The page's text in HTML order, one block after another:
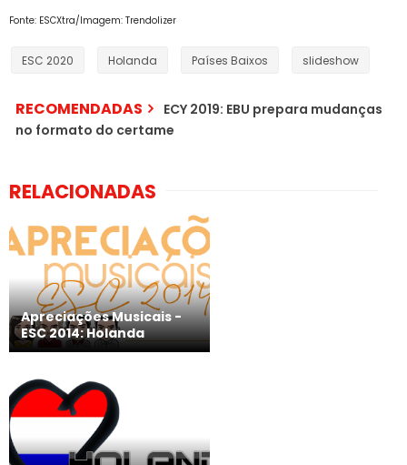
Fonte: ESCXtra/Imagem: Trendolizer
ESC 2020 Holanda Países Baixos slideshow
RECOMENDADAS
ECY 2019: EBU prepara mudanças
no formato do certame
RELACIONADAS
Apreciações Musicais -
ESC 2014: Holanda